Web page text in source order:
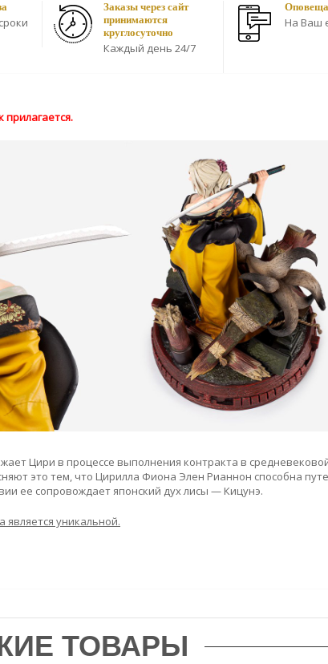
Заказы через сайт
принимаются
круглосуточно
Каждый день 24/7
На Ваш
Цири в процессе выполнения контракта в
это тем, что Цирилла Фиона Элен Рианнон способна
ее сопровождает японский дух лисы — Кицунэ.
является уникальной.
ТОВАРЫ